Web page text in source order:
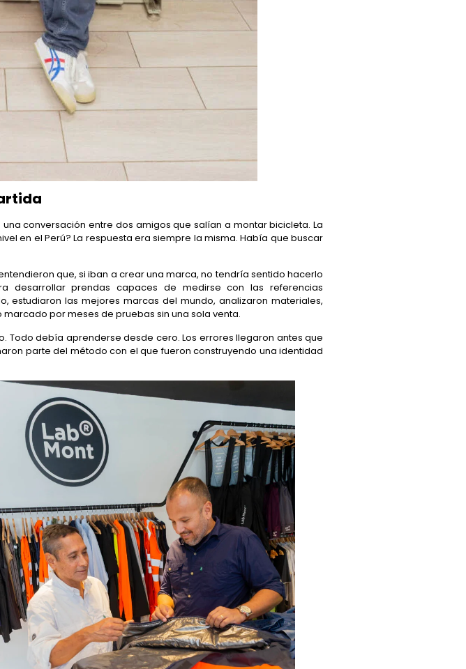
conversación entre dos amigos que salían a montar bicicleta. La
en el Perú? La respuesta era siempre la misma. Había que buscar
que, si iban a crear una marca, no tendría sentido hacerlo
prendas capaces de medirse con las referencias
estudiaron las mejores marcas del mundo, analizaron materiales,
por meses de pruebas sin una sola venta.
Todo debía aprenderse desde cero. Los errores llegaron antes que
parte del método con el que fueron construyendo una identidad